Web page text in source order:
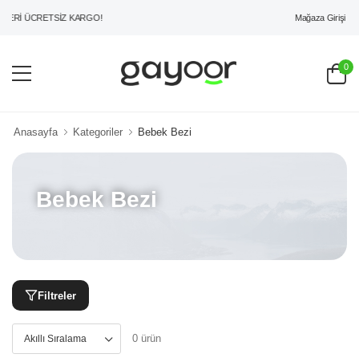
ÜCRETSİZ KARGO! Mağaza Girişi
0
Anasayfa Kategoriler Bebek Bezi
Bebek Bezi
Filtreler
0 ürün